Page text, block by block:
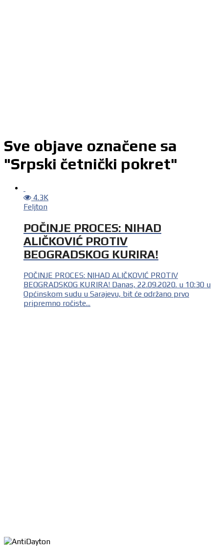
Sve objave označene sa
"Srpski četnički pokret"
4.3K
Feljton
POČINJE PROCES: NIHAD
ALIČKOVIĆ PROTIV
BEOGRADSKOG KURIRA!
POČINJE PROCES: NIHAD ALIČKOVIĆ PROTIV
BEOGRADSKOG KURIRA! Danas, 22.09.2020. u 10:30 u
Općinskom sudu u Sarajevu, bit će održano prvo
pripremno ročiste...